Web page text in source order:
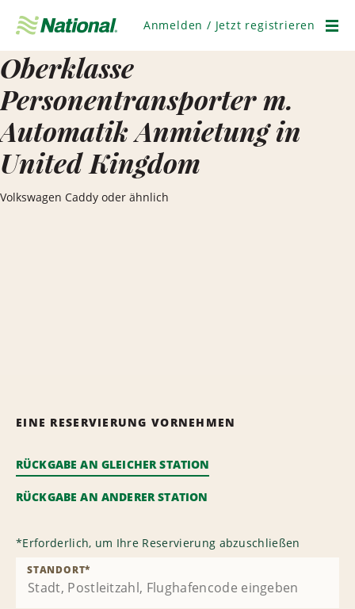
überspringen
Anmelden / Jetzt registrieren
Oberklasse
Personentransporter m.
Automatik Anmietung in
United Kingdom
Volkswagen Caddy oder ähnlich
EINE RESERVIERUNG VORNEHMEN
RÜCKGABE AN GLEICHER STATION
RÜCKGABE AN ANDERER STATION
*Erforderlich, um Ihre Reservierung abzuschließen
STANDORT*